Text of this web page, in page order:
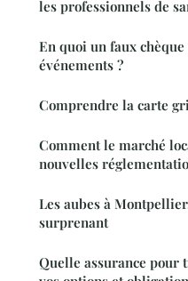
les professionnels de
En quoi un faux
événements ?
Comprendre la carte
Comment le marché
nouvelles
Les aubes à
surprenant
Quelle assurance pour